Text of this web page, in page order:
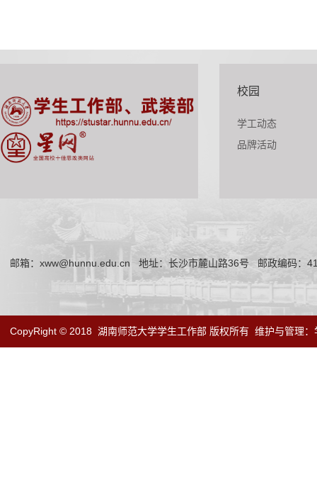
校园
学工动态
品牌活动
邮箱：xww@hunnu.edu.cn 地址：长沙市麓山路36号 邮政编码：
CopyRight © 2018 湖南师范大学学生工作部 版权所有 维护与管理：